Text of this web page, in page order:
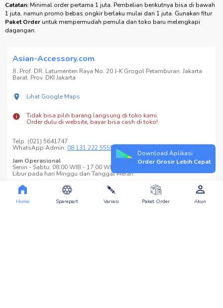
Download Aplikasi
Order Grosir Lebih Cepat
Catatan: Minimal order pertama 1 juta. Pembelian berikutnya bisa di bawah
1 juta, namun promo bebas ongkir berlaku mulai dari 1 juta. Gunakan fitur
Paket Order untuk mempermudah pemula dan toko baru melengkapi
dagangan.
Asian-Accessory.com
Jl. Prof. DR. Latumenten Raya No. 20 J-K Grogol Petamburan. Jakarta
Barat. Prov. DKI Jakarta
Lihat Google Maps
Tidak bisa pilih barang langsung di toko kami.
Order dulu di website, bayar bisa cash di toko!
Telp. (021) 5641747
WhatsApp Admin: 08 131 222 5555
Jam Operasional
Senin - Sabtu: 08.00 WIB - 17.00 WIB
Libur pada hari Minggu dan Tanggal Merah
Download Aplikasi
Home Sparepart Variasi Paket Order Akun